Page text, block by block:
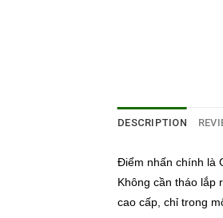
DESCRIPTION
Điểm nhấn chính là
Không cần tháo lắp
cao cấp, chỉ trong